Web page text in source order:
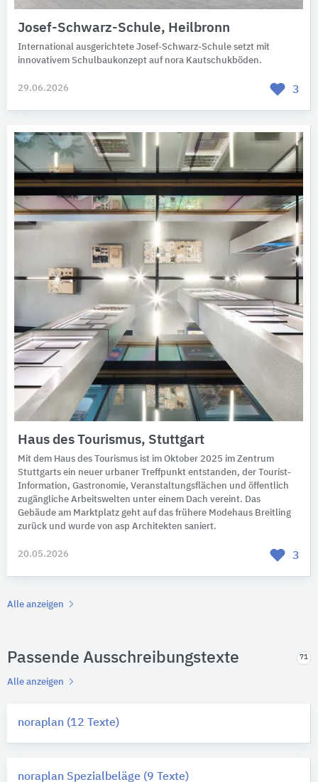
Josef-Schwarz-Schule, Heilbronn
International ausgerichtete Josef-Schwarz-Schule setzt mit
innovativem Schulbaukonzept auf nora Kautschukböden.
29.06.2026 3
Haus des Tourismus, Stuttgart
Mit dem Haus des Tourismus ist im Oktober 2025 im Zentrum
Stuttgarts ein neuer urbaner Treffpunkt entstanden, der Tourist-
Information, Gastronomie, Veranstaltungsflächen und öffentlich
zugängliche Arbeitswelten unter einem Dach vereint. Das
Gebäude am Marktplatz geht auf das frühere Modehaus Breitling
zurück und wurde von asp Architekten saniert.
20.05.2026 3
Alle anzeigen
Passende Ausschreibungstexte 71
Alle anzeigen
noraplan (12 Texte)
noraplan Spezialbeläge (9 Texte)